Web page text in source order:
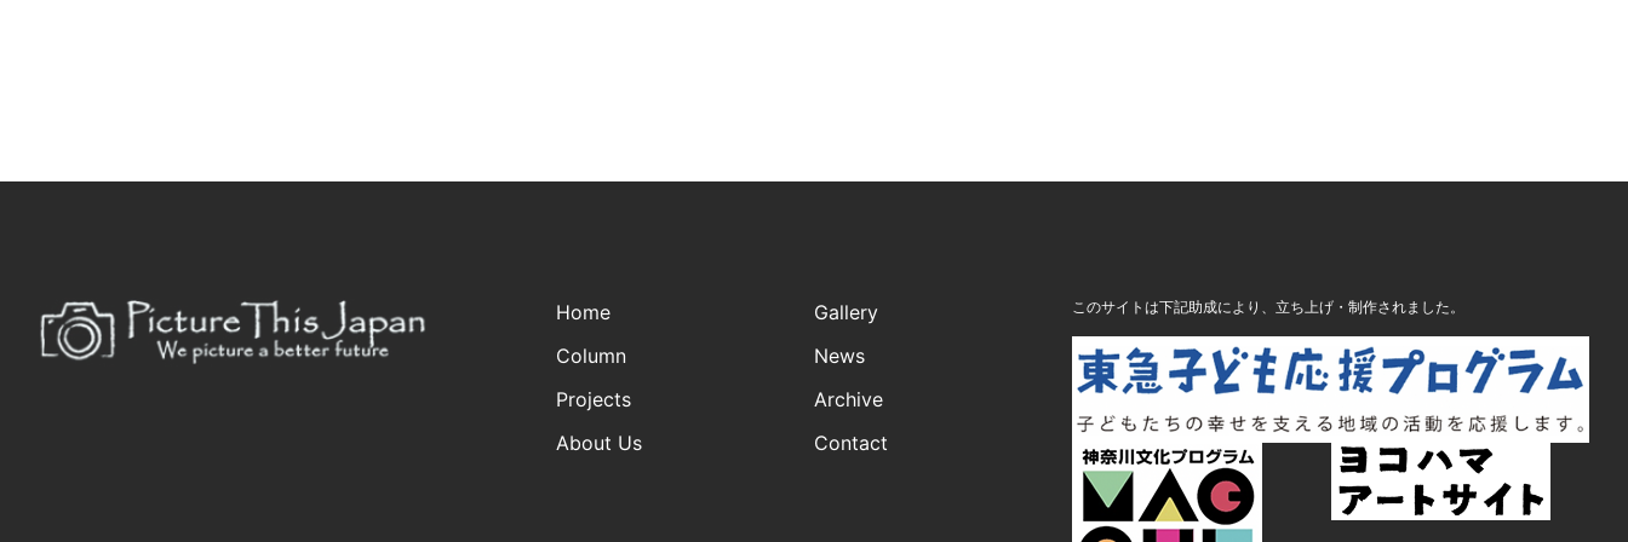
Home
Gallery
Column
News
Projects
Archive
About Us
Contact
このサイトは下記助成により、立ち上げ・制作されました。